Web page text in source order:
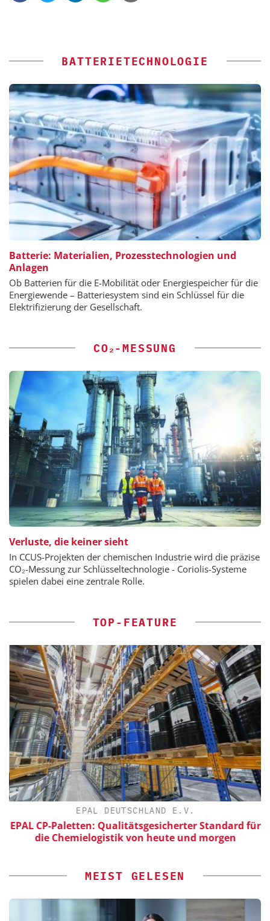
BATTERIETECHNOLOGIE
Batterie: Materialien, Prozesstechnologien und
Anlagen
Ob Batterien für die E-Mobilität oder Energiespeicher für die
Energiewende – Batteriesystem sind ein Schlüssel für die
Elektrifizierung der Gesellschaft.
CO₂-MESSUNG
Verluste, die keiner sieht
In CCUS-Projekten der chemischen Industrie wird die präzise
CO₂-Messung zur Schlüsseltechnologie - Coriolis-Systeme
spielen dabei eine zentrale Rolle.
TOP-FEATURE
EPAL DEUTSCHLAND E.V.
EPAL CP-Paletten: Qualitätsgesicherter Standard für
die Chemielogistik von heute und morgen
MEIST GELESEN